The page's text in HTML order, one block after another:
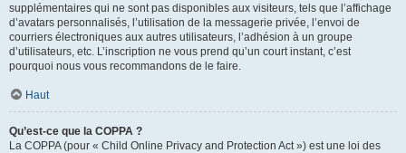
supplémentaires qui ne sont pas disponibles aux visiteurs, tels que l’affichage
d’avatars personnalisés, l’utilisation de la messagerie privée, l’envoi de
courriers électroniques aux autres utilisateurs, l’adhésion à un groupe
d’utilisateurs, etc. L’inscription ne vous prend qu’un court instant, c’est
pourquoi nous vous recommandons de le faire.
Haut
Qu’est-ce que la COPPA ?
La COPPA (pour « Child Online Privacy and Protection Act ») est une loi des